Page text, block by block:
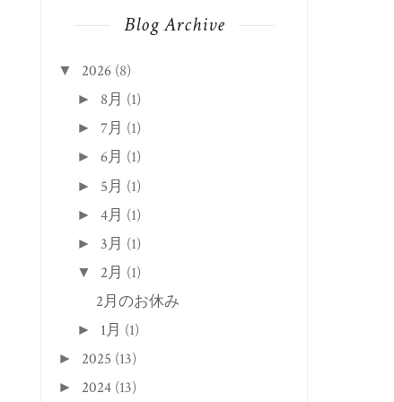
Blog Archive
▼ 2026 (8)
► 8月 (1)
► 7月 (1)
► 6月 (1)
► 5月 (1)
► 4月 (1)
► 3月 (1)
▼ 2月 (1)
2月のお休み
► 1月 (1)
► 2025 (13)
► 2024 (13)